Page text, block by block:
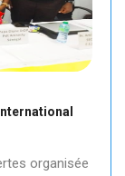
organisée